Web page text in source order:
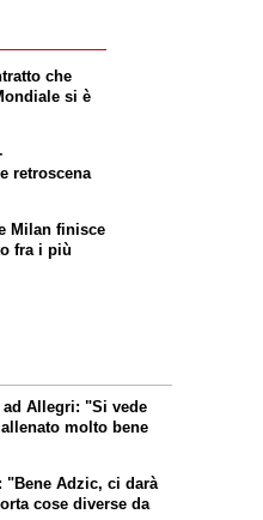
che
si è
retroscena
Milan finisce
fra i più
Allegri: "Si vede
molto bene
Adzic, ci darà
cose diverse da